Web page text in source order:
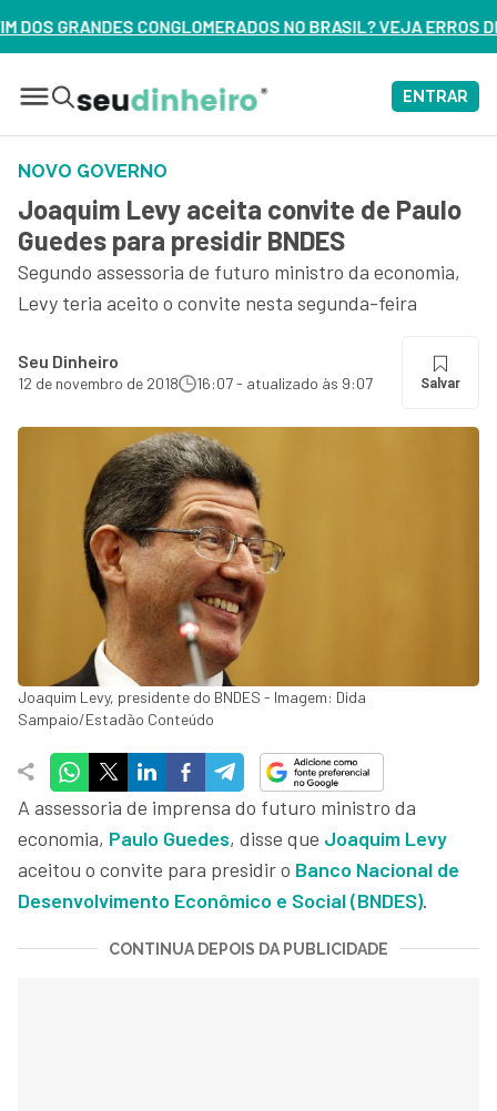
NO BRASIL? VEJA ERROS DE 3 DELES – ASSISTA
ENTRAR
NOVO GOVERNO
Joaquim Levy aceita convite de Paulo
Guedes para presidir BNDES
Segundo assessoria de futuro ministro da economia,
Levy teria aceito o convite nesta segunda-feira
Seu Dinheiro
12 de novembro de 2018 16:07 - atualizado às 9:07 Salvar
Joaquim Levy, presidente do BNDES - Imagem: Dida
Sampaio/Estadão Conteúdo
A assessoria de imprensa do futuro ministro da
economia, Paulo Guedes, disse que Joaquim Levy
aceitou o convite para presidir o Banco Nacional de
Desenvolvimento Econômico e Social (BNDES).
CONTINUA DEPOIS DA PUBLICIDADE